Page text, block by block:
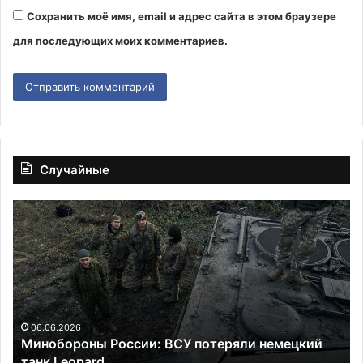
Сохранить моё имя, email и адрес сайта в этом браузере
для последующих моих комментариев.
Случайные
Минобороны
России:
ВСУ
потеряли
немецкий
танк
Leopard
06.06.2026
Минобороны России: ВСУ потеряли немецкий
11
за
и